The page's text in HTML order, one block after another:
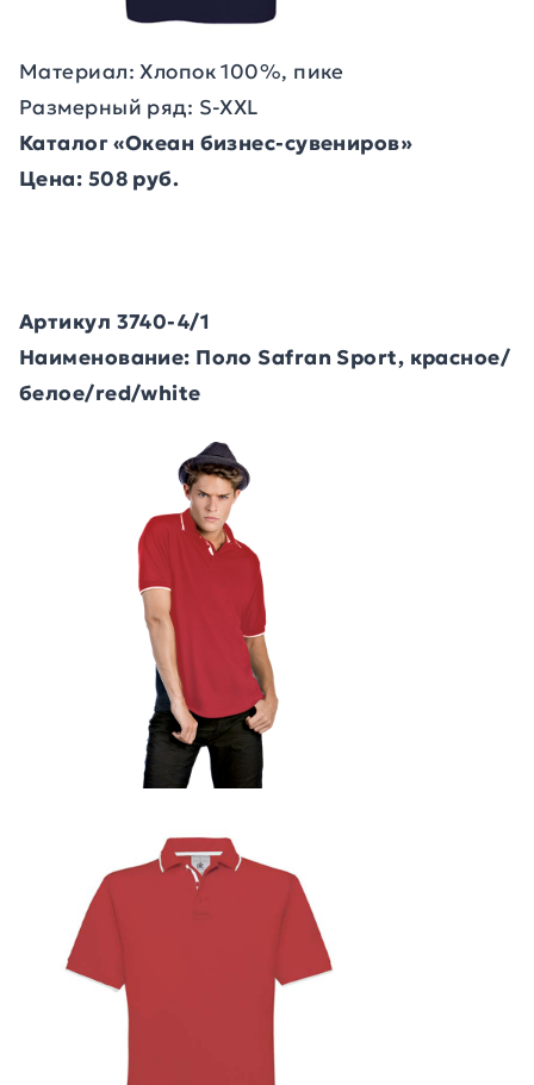
Материал: Хлопок 100%, пике
Размерный ряд: S-XXL
Каталог «Океан бизнес-сувениров»
Цена: 508 руб.
Артикул 3740-4/1
Наименование: Поло Safran Sport, красное/
белое/red/white